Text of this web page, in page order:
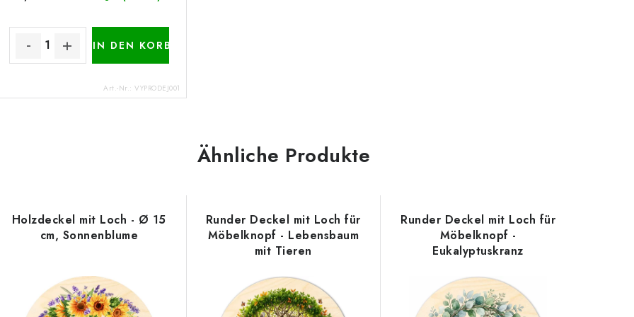
IN DEN KORB
Art.-Nr.:VYPRODEJ001
Ähnliche Produkte
Holzdeckel mit Loch - Ø 15
cm, Sonnenblume
Runder Deckel mit Loch für
Möbelknopf - Lebensbaum
mit Tieren
Runder Deckel mit Loch für
Möbelknopf -
Eukalyptuskranz